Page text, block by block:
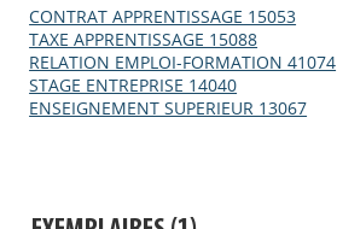
CONTRAT APPRENTISSAGE 15053
TAXE APPRENTISSAGE 15088
RELATION EMPLOI-FORMATION 41074
STAGE ENTREPRISE 14040
ENSEIGNEMENT SUPERIEUR 13067